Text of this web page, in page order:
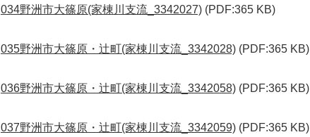
034野洲市大篠原(家棟川支流_3342027) (PDF:365 KB)
035野洲市大篠原・辻町(家棟川支流_3342028) (PDF:365 KB)
036野洲市大篠原・辻町(家棟川支流_3342058) (PDF:365 KB)
037野洲市大篠原・辻町(家棟川支流_3342059) (PDF:365 KB)